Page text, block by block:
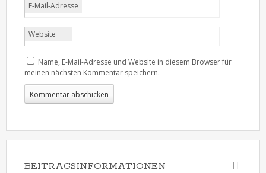
E-Mail-Adresse
Website
Name, E-Mail-Adresse und Website in diesem Browser für
meinen nächsten Kommentar speichern.
BEITRAGSINFORMATIONEN